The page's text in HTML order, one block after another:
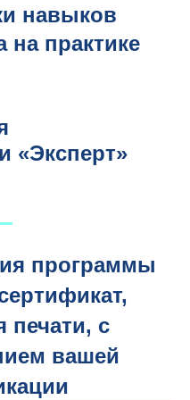
навыков
на практике
«Эксперт»
программы
печати, с
вашей